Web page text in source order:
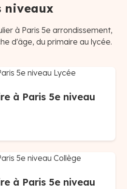
niveaux
à Paris 5e arrondissement,
d'âge, du primaire au lycée.
à Paris 5e niveau
à Paris 5e niveau